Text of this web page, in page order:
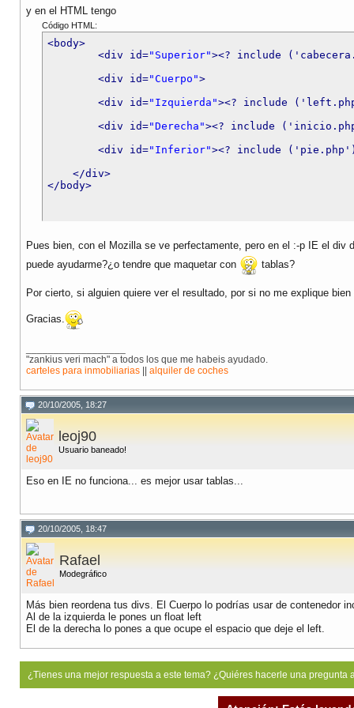
y en el HTML tengo
Código HTML:
<body>
<div id="Superior"><? include
<div id="Cuerpo">
<div id="Izquierda"><? include
<div id="Derecha"><? include
<div id="Inferior"><? include
</div>
</body>
Pues bien, con el Mozilla se ve perfectamente, pero en el :-p IE el div
puede ayudarme?¿o tendre que maquetar con
tablas?
Por cierto, si alguien quiere ver el resultado, por si no me explique bien
Gracias.
"zankius veri mach" a todos los que me habeis ayudado.
carteles para inmobiliarias
alquiler de coches
20/10/2005, 18:27
leoj90
Usuario baneado!
Eso en IE no funciona... es mejor usar tablas...
20/10/2005, 18:47
Rafael
Modegráfico
Más bien reordena tus divs. El Cuerpo lo podrías usar de contenedor
Al de la izquierda le pones un float left
El de la derecha lo pones a que ocupe el espacio que deje el left.
¿Tienes una mejor respuesta a este tema? ¿Quiéres hacerle una pregunta